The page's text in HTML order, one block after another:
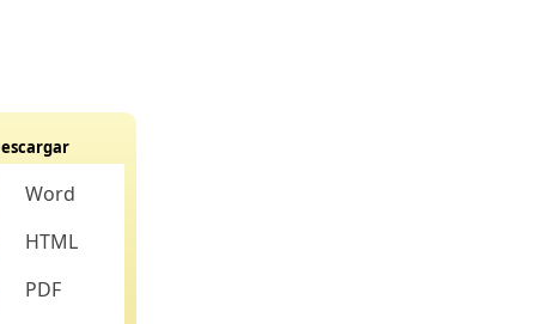
Word
HTML
PDF